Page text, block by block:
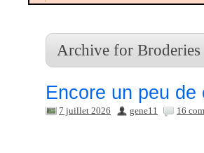
Archive for Broderies
Encore un peu de
7 juillet 2026 gene11 16